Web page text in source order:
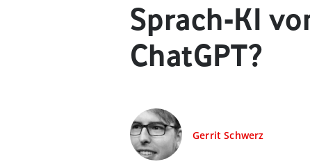
Sprach-KI
ChatGPT?
Gerrit Schwerz